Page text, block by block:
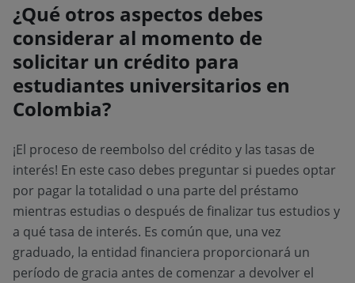
¿Qué otros aspectos debes
considerar al momento de
solicitar un crédito para
estudiantes universitarios en
Colombia?
¡El proceso de reembolso del crédito y las tasas de
interés! En este caso debes preguntar si puedes optar
por pagar la totalidad o una parte del préstamo
mientras estudias o después de finalizar tus estudios y
a qué tasa de interés. Es común que, una vez
graduado, la entidad financiera proporcionará un
período de gracia antes de comenzar a devolver el